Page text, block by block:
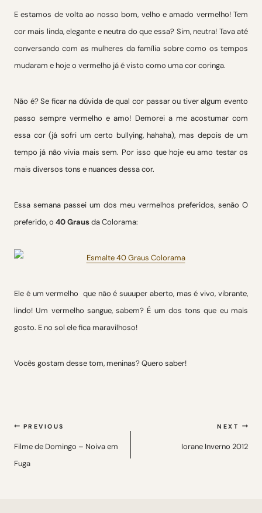
E estamos de volta ao nosso bom, velho e amado vermelho! Tem
cor mais linda, elegante e neutra do que essa? Sim, neutra! Tava até
conversando com as mulheres da família sobre como os tempos
mudaram e hoje o vermelho já é visto como uma cor coringa.
Não é? Se ficar na dúvida de qual cor passar ou tiver algum evento
passo sempre vermelho e amo! Demorei a me acostumar com
essa cor (já sofri um certo bullying, hahaha), mas depois de um
tempo já não vivia mais sem. Por isso que hoje eu amo testar os
mais diversos tons e nuances dessa cor.
Essa semana passei um dos meu vermelhos preferidos, senão O
preferido, o 40 Grausda Colorama:
Ele é um vermelho que não é suuuper aberto, mas é vivo, vibrante,
lindo! Um vermelho sangue, sabem? É um dos tons que eu mais
gosto. E no sol ele fica maravilhoso!
Vocês gostam desse tom, meninas? Quero saber!
Navegação
de
Post
PREVIOUS
Filme de Domingo – Noiva em
Fuga
NEXT
Iorane Inverno 2012